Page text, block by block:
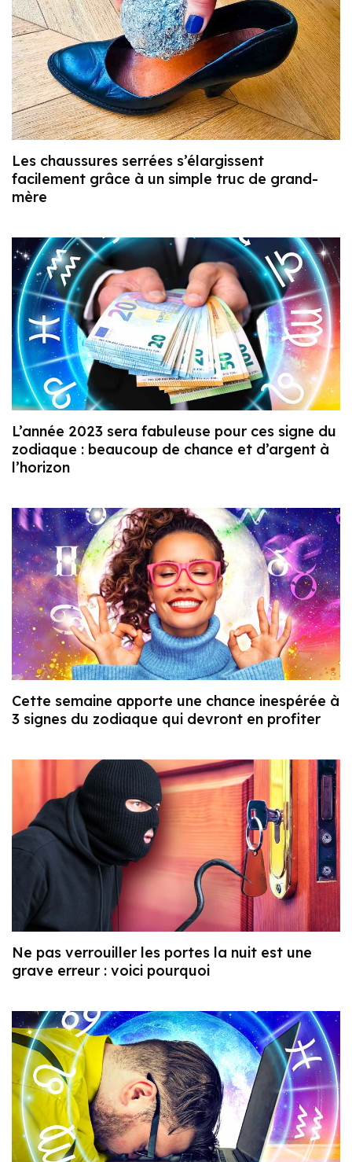
Les chaussures serrées s’élargissent
facilement grâce à un simple truc de grand-
mère
L’année 2023 sera fabuleuse pour ces signe du
zodiaque : beaucoup de chance et d’argent à
l’horizon
Cette semaine apporte une chance inespérée à
3 signes du zodiaque qui devront en profiter
Ne pas verrouiller les portes la nuit est une
grave erreur : voici pourquoi